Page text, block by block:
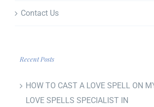
Contact Us
Recent Posts
HOW TO CAST A LOVE SPELL ON
LOVE SPELLS SPECIALIST IN